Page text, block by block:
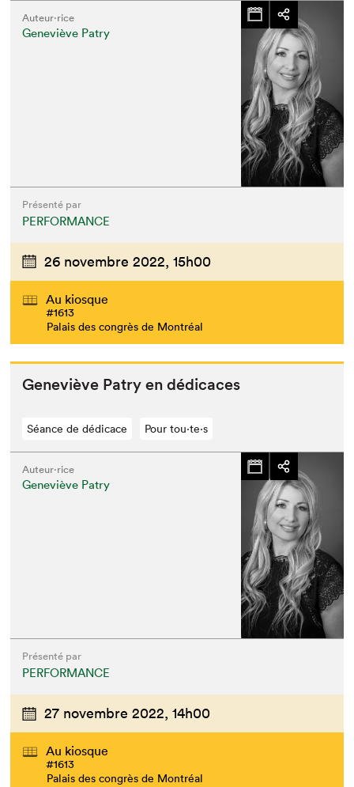
Auteur·rice
Geneviève Patry
Présenté par
PERFORMANCE
26 novembre 2022, 15h00
Au kiosque
#1613
Palais des congrès de Montréal
Geneviève Patry en dédicaces
Séance de dédicace Pour tou⋅te⋅s
Auteur·rice
Geneviève Patry
Présenté par
PERFORMANCE
27 novembre 2022, 14h00
Au kiosque
#1613
Palais des congrès de Montréal